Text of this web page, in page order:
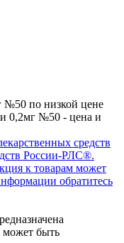
№50 по низкой цене
0,2мг №50 - цена и
средств
России-РЛС®.
к товарам может
обратитесь
может быть